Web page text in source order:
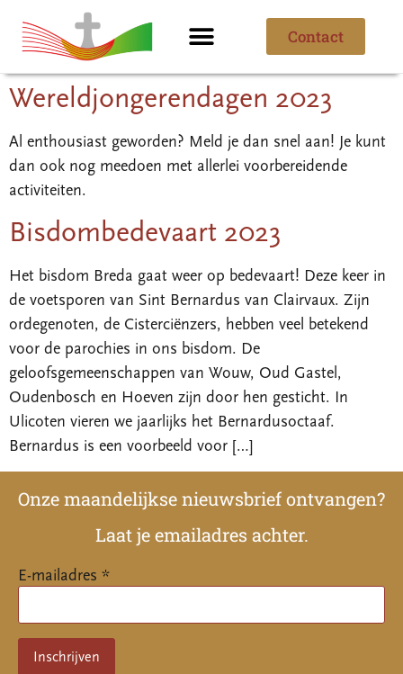
Contact
Wereldjongerendagen 2023
Al enthousiast geworden? Meld je dan snel aan! Je kunt
dan ook nog meedoen met allerlei voorbereidende
activiteiten.
Bisdombedevaart 2023
Het bisdom Breda gaat weer op bedevaart! Deze keer in
de voetsporen van Sint Bernardus van Clairvaux. Zijn
ordegenoten, de Cisterciënzers, hebben veel betekend
voor de parochies in ons bisdom. De
geloofsgemeenschappen van Wouw, Oud Gastel,
Oudenbosch en Hoeven zijn door hen gesticht. In
Ulicoten vieren we jaarlijks het Bernardusoctaaf.
Bernardus is een voorbeeld voor […]
Onze maandelijkse nieuwsbrief ontvangen?
Laat je emailadres achter.
E-mailadres *